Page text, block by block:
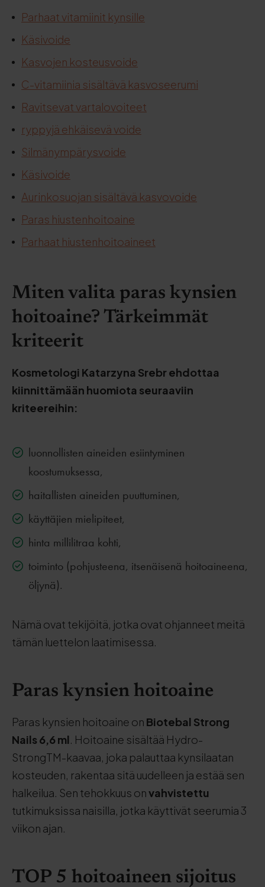
Parhaat vitamiinit kynsille
Käsivoide
Kasvojen kosteusvoide
C-vitamiinia sisältävä kasvoseerumi
Ravitsevat vartalovoiteet
ryppyjä ehkäisevä voide
Silmänympärysvoide
Käsivoide
Aurinkosuojan sisältävä kasvovoide
Paras hiustenhoitoaine
Parhaat hiustenhoitoaineet
Miten valita paras kynsien
hoitoaine? Tärkeimmät
kriteerit
Kosmetologi Katarzyna Srebr ehdottaa
kiinnittämään huomiota seuraaviin
kriteereihin:
luonnollisten aineiden esiintyminen
koostumuksessa,
haitallisten aineiden puuttuminen,
käyttäjien mielipiteet,
hinta millilitraa kohti,
toiminto (pohjusteena, itsenäisenä hoitoaineena,
öljynä).
Nämä ovat tekijöitä, jotka ovat ohjanneet meitä
tämän luettelon laatimisessa.
Paras kynsien hoitoaine
Paras kynsien hoitoaine on Biotebal Strong
Nails 6,6 ml. Hoitoaine sisältää Hydro-
StrongTM-kaavaa, joka palauttaa kynsilaatan
kosteuden, rakentaa sitä uudelleen ja estää sen
halkeilua. Sen tehokkuus onvahvistettu
tutkimuksissa naisilla, jotka käyttivät seerumia 3
viikon ajan.
TOP 5 hoitoaineen sijoitus